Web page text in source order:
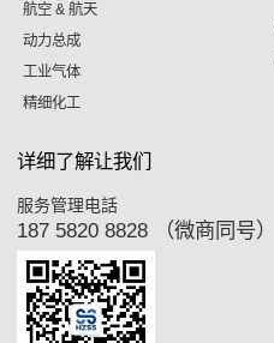
航空 & 航天
动力总成
工业气体
精细化工
详细了解让我们
服务管理电話
187 5820 8828 （微商同号）